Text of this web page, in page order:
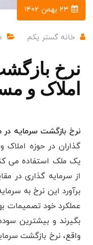
خانه گستر یکم
نرخ
املاک و
نرخ بازگشت سرمایه در
گذاران در حوزه املاک
یک ملک استفاده می
از سرمایه گذاری در
برآورد این نرخ به
عملکرد خود تصمیمات
بگیرند و بیشترین
واقع، نرخ بازگشت